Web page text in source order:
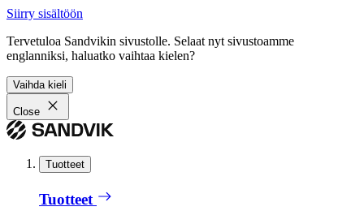
Siirry sisältöön
Tervetuloa Sandvikin sivustolle. Selaat nyt sivustoamme
englanniksi, haluatko vaihtaa kielen?
Vaihda kieli
Close
Tuotteet
Tuotteet